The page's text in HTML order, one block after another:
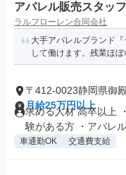
アパレル販売スタッフ
ラルフローレン合同会社
大手アパレルブランド
して働けます。残業ほ
〒412-0023静岡県御
月給25万円以上
求める人材 高卒以上
験がある方 ・アパレル
車通勤OK 交通費支給